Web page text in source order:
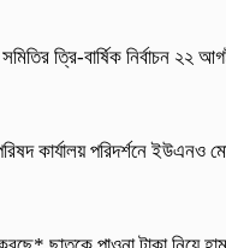
ত্রি-বার্ষিক নির্বাচন ২২
কার্যালয় পরিদর্শনে ইউএনও